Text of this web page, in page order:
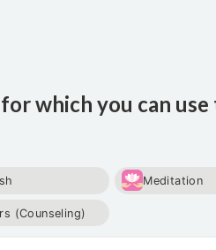
which you can
Meditation
(Counseling)